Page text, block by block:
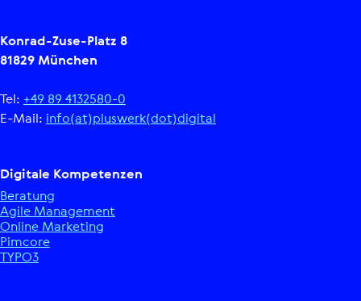
Konrad-Zuse-Platz 8
81829 München
Tel: +49 89 4132580-0
E-Mail: info(at)pluswerk(dot)digital
Digitale Kom­pe­ten­zen
Beratung
Agile Manage­ment
Online Marketing
Pimcore
TYPO3